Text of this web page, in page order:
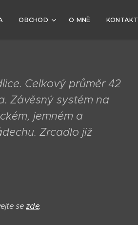
OBCHOD O MNĚ KONTAKT
Celkový průměr 42
Závěsný systém na
jemném a
Zrcadlo již
sezde.